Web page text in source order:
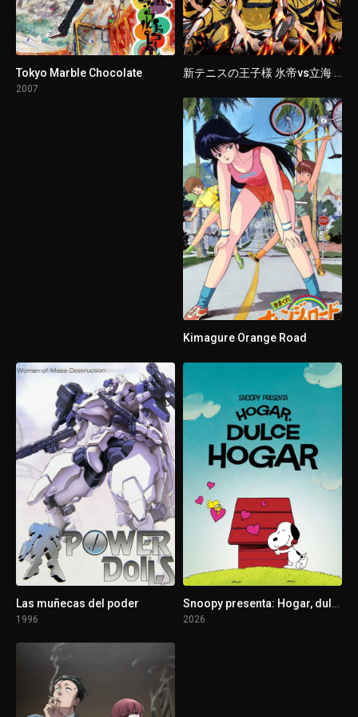
1 - 6 Episodio 6
1 - 7 Episodio 7
1 - 8
Tokyo Marble Chocolate
2007
新テニスの王子様 氷帝vs立海 Game of Future
Kimagure Orange Road
Las muñecas del poder
1996
Snoopy presenta: Hogar, dulce hogar
2026